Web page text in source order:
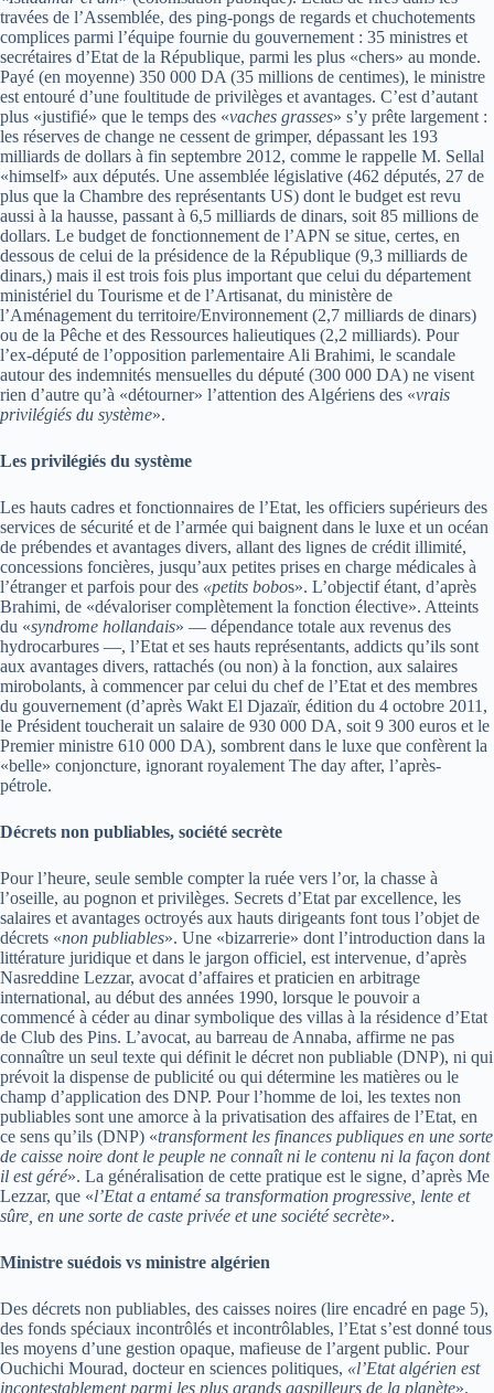
travées de l’Assemblée, des ping-pongs de regards et chuchotements
complices parmi l’équipe fournie du gouvernement : 35 ministres et
secrétaires d’Etat de la République, parmi les plus «chers» au monde.
Payé (en moyenne) 350 000 DA (35 millions de centimes), le ministre
est entouré d’une foultitude de privilèges et avantages. C’est d’autant
plus «justifié» que le temps des «vaches grasses» s’y prête largement :
les réserves de change ne cessent de grimper, dépassant les 193
milliards de dollars à fin septembre 2012, comme le rappelle M. Sellal
«himself» aux députés. Une assemblée législative (462 députés, 27 de
plus que la Chambre des représentants US) dont le budget est revu
aussi à la hausse, passant à 6,5 milliards de dinars, soit 85 millions de
dollars. Le budget de fonctionnement de l’APN se situe, certes, en
dessous de celui de la présidence de la République (9,3 milliards de
dinars,) mais il est trois fois plus important que celui du département
ministériel du Tourisme et de l’Artisanat, du ministère de
l’Aménagement du territoire/Environnement (2,7 milliards de dinars)
ou de la Pêche et des Ressources halieutiques (2,2 milliards). Pour
l’ex-député de l’opposition parlementaire Ali Brahimi, le scandale
autour des indemnités mensuelles du député (300 000 DA) ne visent
rien d’autre qu’à «détourner» l’attention des Algériens des «vrais
privilégiés du système».
Les privilégiés du système
Les hauts cadres et fonctionnaires de l’Etat, les officiers supérieurs des
services de sécurité et de l’armée qui baignent dans le luxe et un océan
de prébendes et avantages divers, allant des lignes de crédit illimité,
concessions foncières, jusqu’aux petites prises en charge médicales à
l’étranger et parfois pour des «petits bobos». L’objectif étant, d’après
Brahimi, de «dévaloriser complètement la fonction élective». Atteints
du «syndrome hollandais» — dépendance totale aux revenus des
hydrocarbures —, l’Etat et ses hauts représentants, addicts qu’ils sont
aux avantages divers, rattachés (ou non) à la fonction, aux salaires
mirobolants, à commencer par celui du chef de l’Etat et des membres
du gouvernement (d’après Wakt El Djazaïr, édition du 4 octobre 2011,
le Président toucherait un salaire de 930 000 DA, soit 9 300 euros et le
Premier ministre 610 000 DA), sombrent dans le luxe que confèrent la
«belle» conjoncture, ignorant royalement The day after, l’après-
pétrole.
Décrets non publiables, société secrète
Pour l’heure, seule semble compter la ruée vers l’or, la chasse à
l’oseille, au pognon et privilèges. Secrets d’Etat par excellence, les
salaires et avantages octroyés aux hauts dirigeants font tous l’objet de
décrets «non publiables». Une «bizarrerie» dont l’introduction dans la
littérature juridique et dans le jargon officiel, est intervenue, d’après
Nasreddine Lezzar, avocat d’affaires et praticien en arbitrage
international, au début des années 1990, lorsque le pouvoir a
commencé à céder au dinar symbolique des villas à la résidence d’Etat
de Club des Pins. L’avocat, au barreau de Annaba, affirme ne pas
connaître un seul texte qui définit le décret non publiable (DNP), ni qui
prévoit la dispense de publicité ou qui détermine les matières ou le
champ d’application des DNP. Pour l’homme de loi, les textes non
publiables sont une amorce à la privatisation des affaires de l’Etat, en
ce sens qu’ils (DNP) «transforment les finances publiques en une sorte
de caisse noire dont le peuple ne connaît ni le contenu ni la façon dont
il est géré». La généralisation de cette pratique est le signe, d’après Me
Lezzar, que «l’Etat a entamé sa transformation progressive, lente et
sûre, en une sorte de caste privée et une société secrète».
Ministre suédois vs ministre algérien
Des décrets non publiables, des caisses noires (lire encadré en page 5),
des fonds spéciaux incontrôlés et incontrôlables, l’Etat s’est donné tous
les moyens d’une gestion opaque, mafieuse de l’argent public. Pour
Ouchichi Mourad, docteur en sciences politiques, «l’Etat algérien est
incontestablement parmi les plus grands gaspilleurs de la planète».